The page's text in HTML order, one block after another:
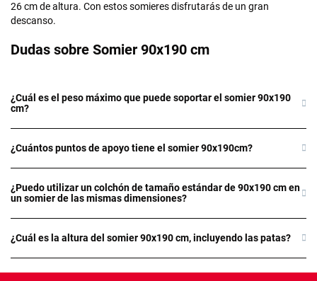
26 cm de altura. Con estos somieres disfrutarás de un gran
descanso.
Dudas sobre Somier 90x190 cm
¿Cuál es el peso máximo que puede soportar el somier 90x190
cm?
¿Cuántos puntos de apoyo tiene el somier 90x190cm?
¿Puedo utilizar un colchón de tamaño estándar de 90x190 cm en
un somier de las mismas dimensiones?
¿Cuál es la altura del somier 90x190 cm, incluyendo las patas?